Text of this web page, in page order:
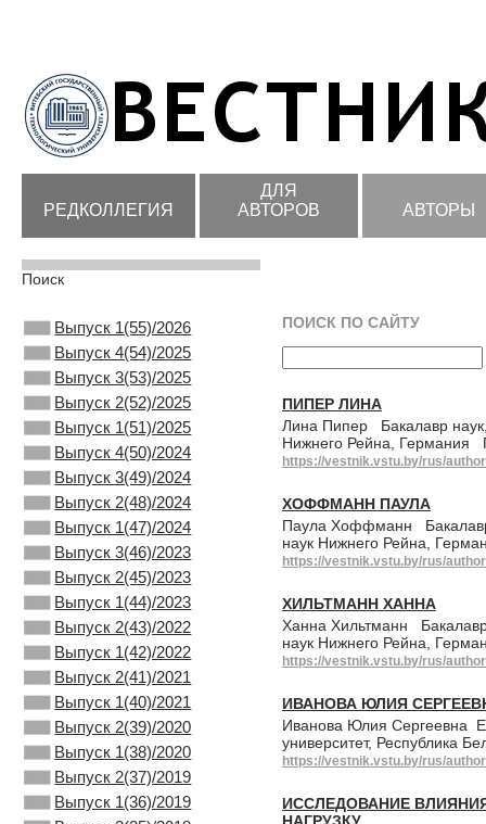
РЕДКОЛЛЕГИЯ
ДЛЯ
АВТОРОВ
АВТОРЫ
Поиск
Выпуск 1(55)/2026
Выпуск 4(54)/2025
Выпуск 3(53)/2025
Выпуск 2(52)/2025
Выпуск 1(51)/2025
Выпуск 4(50)/2024
Выпуск 3(49)/2024
Выпуск 2(48)/2024
Выпуск 1(47)/2024
Выпуск 3(46)/2023
Выпуск 2(45)/2023
Выпуск 1(44)/2023
Выпуск 2(43)/2022
Выпуск 1(42)/2022
Выпуск 2(41)/2021
Выпуск 1(40)/2021
Выпуск 2(39)/2020
Выпуск 1(38)/2020
Выпуск 2(37)/2019
Выпуск 1(36)/2019
ПОИСК ПО САЙТУ
ПИПЕР ЛИНА
Лина Пипер Бакалавр наук,
Нижнего Рейна, Германия
https://vestnik.vstu.by/rus/
ХОФФМАНН ПАУЛА
Паула Хоффманн Бакалавр
наук Нижнего Рейна,
https://vestnik.vstu.by/rus/
ХИЛЬТМАНН ХАННА
Ханна Хильтманн Бакалавр
наук Нижнего Рейна,
https://vestnik.vstu.by/rus/
ИВАНОВА ЮЛИЯ
Иванова Юлия Сергеевна
университет, Республика
https://vestnik.vstu.by/rus/
ИССЛЕДОВАНИЕ